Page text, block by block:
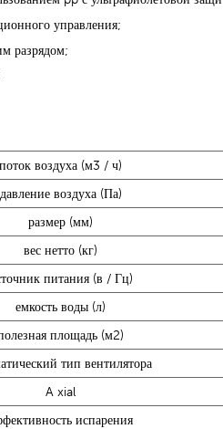
управления;
разрядом;
поток воздуха (м3 / ч)
давление воздуха (Па)
размер (мм)
вес нетто (кг)
питания (в / Гц)
емкость воды (л)
площадь (м2)
тип вентилятора
A xial
испарения